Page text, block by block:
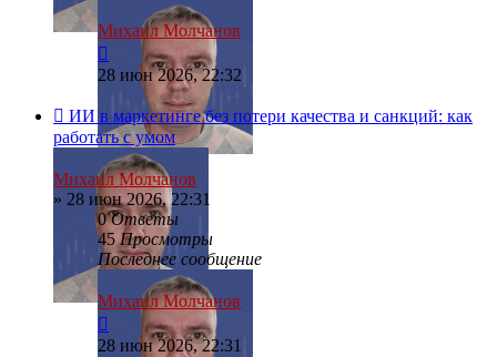
Михаил Молчанов
28 июн 2026, 22:32
ИИ в маркетинге без потери качества и санкций: как
работать с умом
Михаил Молчанов
» 28 июн 2026, 22:31
0Ответы
45Просмотры
Последнее сообщение
Михаил Молчанов
28 июн 2026, 22:31